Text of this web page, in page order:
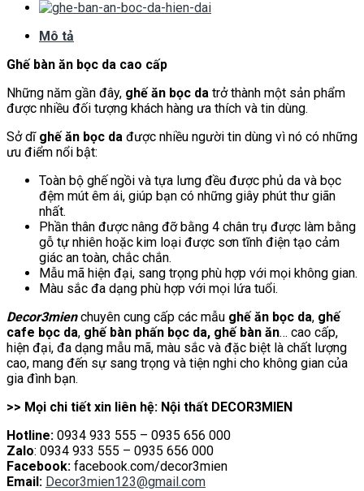
Mô tả
Ghế bàn ăn bọc da cao cấp
Những năm gần đây, ghế ăn bọc da trở thành một sản phẩm
được nhiều đối tượng khách hàng ưa thích và tin dùng.
Sở dĩ ghế ăn bọc da được nhiều người tin dùng vì nó có những
ưu điểm nổi bật:
Toàn bộ ghế ngồi và tựa lưng đều được phủ da và bọc
đệm mút êm ái, giúp bạn có những giây phút thư giãn
nhất.
Phần thân được nâng đỡ bằng 4 chân trụ được làm bằng
gỗ tự nhiên hoặc kim loại được sơn tĩnh điện tạo cảm
giác an toàn, chắc chắn.
Mẫu mã hiện đại, sang trọng phù hợp với mọi không gian.
Màu sắc đa dạng phù hợp với mọi lứa tuổi.
Decor3mienchuyên cung cấp các mẫu ghế ăn bọc da, ghế
cafe bọc da, ghế bàn phấn bọc da, ghế bàn ăn… cao cấp,
hiện đại, đa dạng mẫu mã, màu sắc và đặc biệt là chất lượng
cao, mang đến sự sang trọng và tiện nghi cho không gian của
gia đình bạn.
>> Mọi chi tiết xin liên hệ: Nội thất DECOR3MIEN
Hotline: 0934 933 555 – 0935 656 000
Zalo: 0934 933 555 – 0935 656 000
Facebook: facebook.com/decor3mien
Email: Decor3mien123@gmail.com